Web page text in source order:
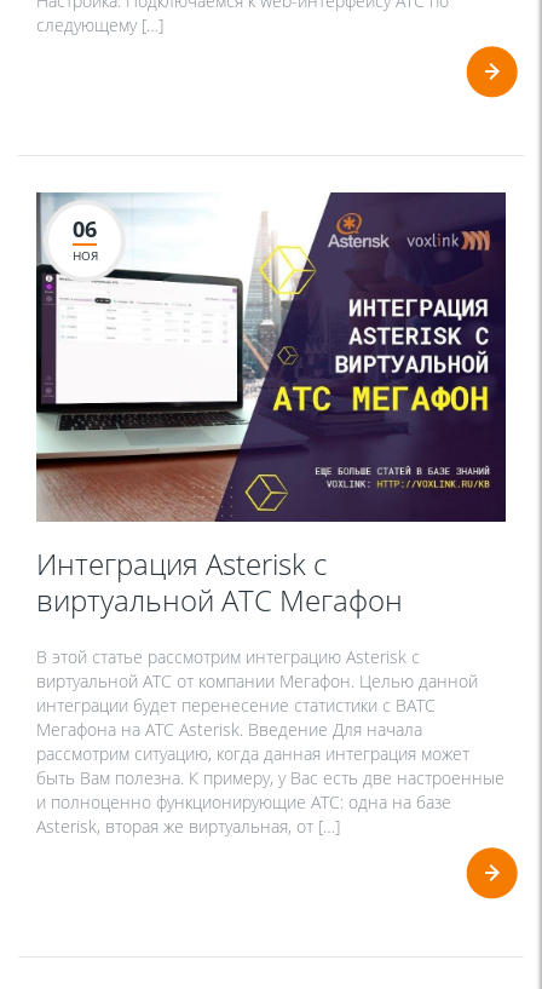
следующему […]
06
НОЯ
Интеграция Asterisk с
виртуальной АТС Мегафон
В этой статье рассмотрим интеграцию Asterisk с
виртуальной АТС от компании Мегафон. Целью данной
интеграции будет перенесение статистики с ВАТС
Мегафона на АТС Asterisk. Введение Для начала
рассмотрим ситуацию, когда данная интеграция может
быть Вам полезна. К примеру, у Вас есть две настроенные
и полноценно функционирующие АТС: одна на базе
Asterisk, вторая же виртуальная, от […]